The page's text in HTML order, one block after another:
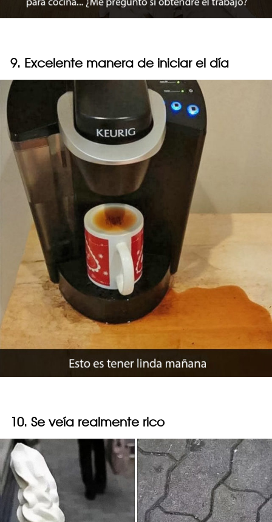
9. Excelente manera de iniciar el día
10. Se veía realmente rico